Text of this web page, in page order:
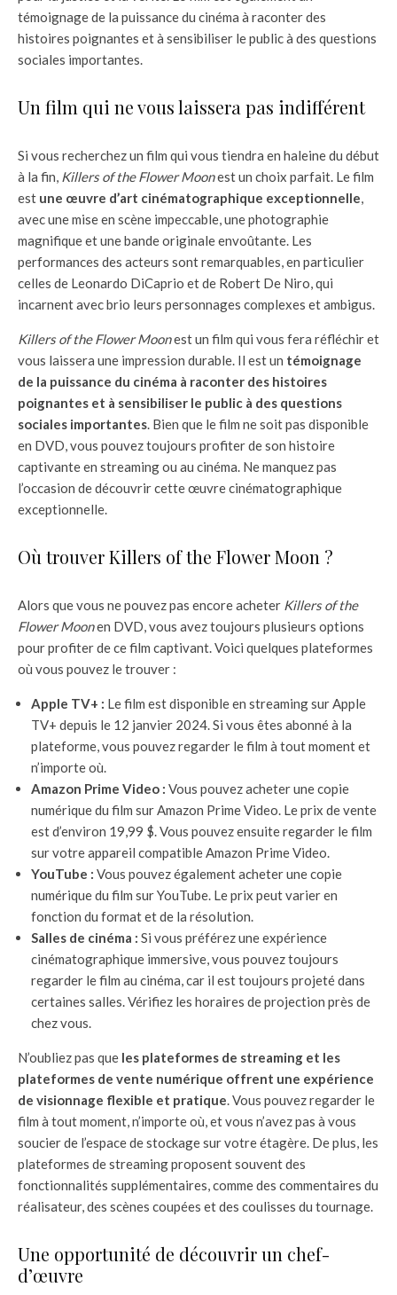
témoignage de la puissance du cinéma à raconter des
histoires poignantes et à sensibiliser le public à des questions
sociales importantes.
Un film qui ne vous laissera pas indifférent
Si vous recherchez un film qui vous tiendra en haleine du début
à la fin, Killers of the Flower Moonest un choix parfait. Le film
est une œuvre d’art cinématographique exceptionnelle,
avec une mise en scène impeccable, une photographie
magnifique et une bande originale envoûtante. Les
performances des acteurs sont remarquables, en particulier
celles de Leonardo DiCaprio et de Robert De Niro, qui
incarnent avec brio leurs personnages complexes et ambigus.
Killers of the Flower Moonest un film qui vous fera réfléchir et
vous laissera une impression durable. Il est un témoignage
de la puissance du cinéma à raconter des histoires
poignantes et à sensibiliser le public à des questions
sociales importantes. Bien que le film ne soit pas disponible
en DVD, vous pouvez toujours profiter de son histoire
captivante en streaming ou au cinéma. Ne manquez pas
l’occasion de découvrir cette œuvre cinématographique
exceptionnelle.
Où trouver Killers of the Flower Moon ?
Alors que vous ne pouvez pas encore acheter Killers of the
Flower Moonen DVD, vous avez toujours plusieurs options
pour profiter de ce film captivant. Voici quelques plateformes
où vous pouvez le trouver :
Apple TV+ : Le film est disponible en streaming sur Apple
TV+ depuis le 12 janvier 2024. Si vous êtes abonné à la
plateforme, vous pouvez regarder le film à tout moment et
n’importe où.
Amazon Prime Video : Vous pouvez acheter une copie
numérique du film sur Amazon Prime Video. Le prix de vente
est d’environ 19,99 $. Vous pouvez ensuite regarder le film
sur votre appareil compatible Amazon Prime Video.
YouTube : Vous pouvez également acheter une copie
numérique du film sur YouTube. Le prix peut varier en
fonction du format et de la résolution.
Salles de cinéma : Si vous préférez une expérience
cinématographique immersive, vous pouvez toujours
regarder le film au cinéma, car il est toujours projeté dans
certaines salles. Vérifiez les horaires de projection près de
chez vous.
N’oubliez pas que les plateformes de streaming et les
plateformes de vente numérique offrent une expérience
de visionnage flexible et pratique. Vous pouvez regarder le
film à tout moment, n’importe où, et vous n’avez pas à vous
soucier de l’espace de stockage sur votre étagère. De plus, les
plateformes de streaming proposent souvent des
fonctionnalités supplémentaires, comme des commentaires du
réalisateur, des scènes coupées et des coulisses du tournage.
Une opportunité de découvrir un chef-
d’œuvre